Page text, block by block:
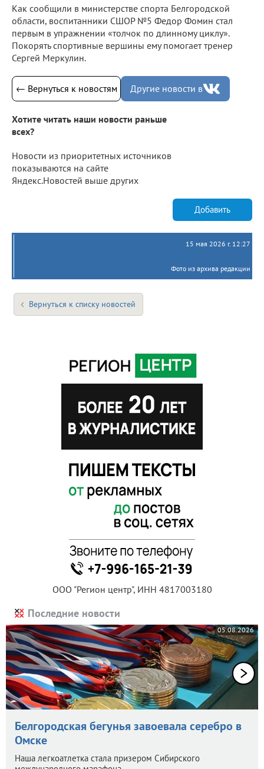
Как сообщили в министерстве спорта Белгородской
области, воспитанники СШОР №5 Федор Фомин стал
первым в упражнении «толчок по длинному циклу».
Покорять спортивные вершины ему помогает тренер
Сергей Меркулин.
← Вернуться к новостям Другие новости в
Хотите читать наши новости раньше
всех?
Новости из приоритетных источников
показываются на сайте
Яндекс.Новостей выше других
Добавить
15 мая 2026 г. 12:27
Фото из архива редакции
Вернуться к списку новостей
ООО "Регион центр", ИНН 4817003180
Последние новости
05.08.2026
Белгородская бегунья завоевала серебро в
Омске
Наша легкоатлетка стала призером Сибирского